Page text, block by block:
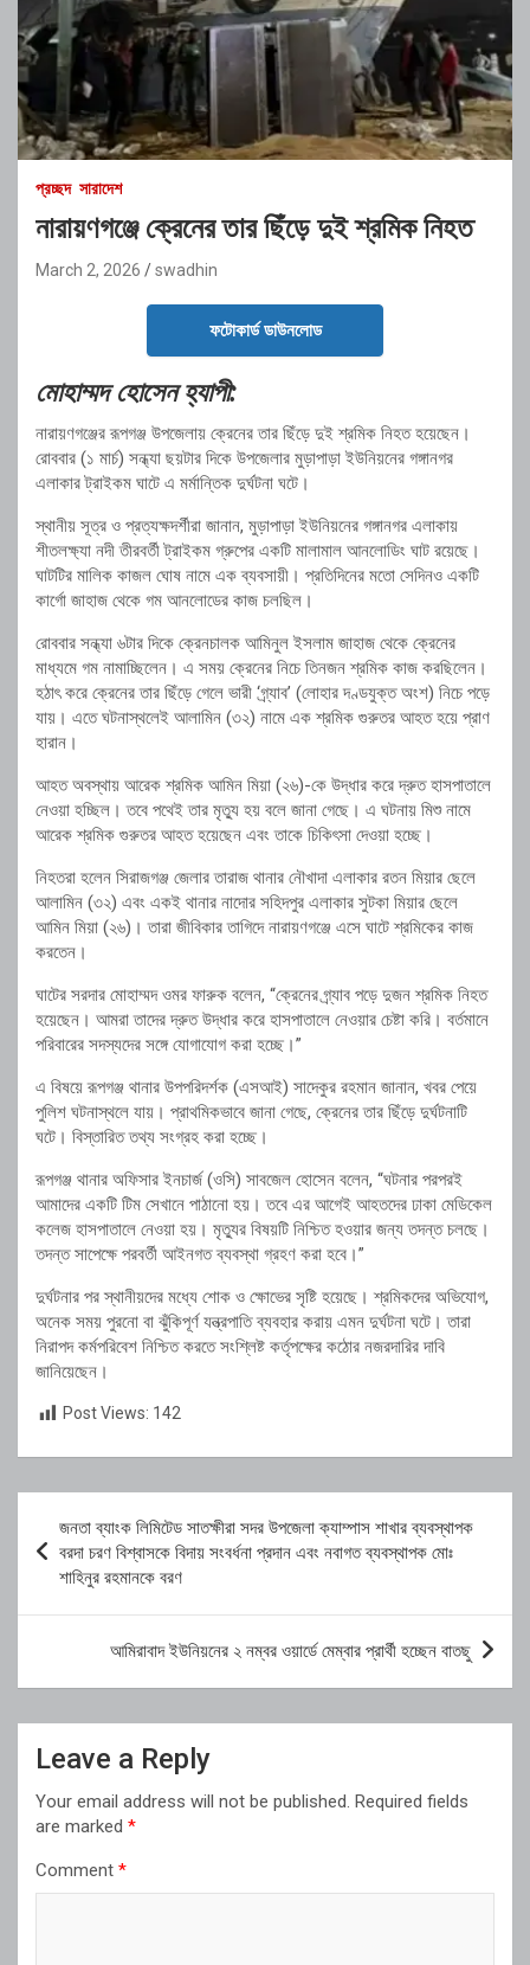
প্রচ্ছদ সারাদেশ
নারায়ণগঞ্জে ক্রেনের তার ছিঁড়ে দুই শ্রমিক নিহত
March 2, 2026 swadhin
ফটোকার্ড ডাউনলোড
মোহাম্মদ হোসেন হ্যাপী:
নারায়ণগঞ্জেররূপগঞ্জ উপজেলায় ক্রেনের তার ছিঁড়ে দুই শ্রমিক নিহত হয়েছেন।
রোববার (১ মার্চ) সন্ধ্যা ছয়টার দিকে উপজেলার মুড়াপাড়া ইউনিয়নের গঙ্গানগর
এলাকার ট্রাইকম ঘাটে এ মর্মান্তিক দুর্ঘটনা ঘটে।
স্থানীয় সূত্র ও প্রত্যক্ষদর্শীরা জানান, মুড়াপাড়া ইউনিয়নের গঙ্গানগর এলাকায়
শীতলক্ষ্যা নদীতীরবর্তী ট্রাইকম গ্রুপের একটি মালামাল আনলোডিং ঘাট রয়েছে।
ঘাটটির মালিক কাজল ঘোষ নামে এক ব্যবসায়ী। প্রতিদিনের মতো সেদিনও একটি
কার্গো জাহাজ থেকে গম আনলোডের কাজ চলছিল।
রোববার সন্ধ্যা ৬টার দিকে ক্রেনচালক আমিনুল ইসলাম জাহাজ থেকে ক্রেনের
মাধ্যমে গম নামাচ্ছিলেন। এ সময় ক্রেনের নিচে তিনজন শ্রমিক কাজ করছিলেন।
হঠাৎ করে ক্রেনের তার ছিঁড়ে গেলে ভারী ‘গ্র্যাব’ (লোহার দণ্ডযুক্ত অংশ) নিচে পড়ে
যায়। এতে ঘটনাস্থলেই আলামিন (৩২) নামে এক শ্রমিক গুরুতর আহত হয়ে প্রাণ
হারান।
আহত অবস্থায় আরেক শ্রমিক আমিন মিয়া (২৬)-কে উদ্ধার করে দ্রুত হাসপাতালে
নেওয়া হচ্ছিল। তবে পথেই তার মৃত্যু হয় বলে জানা গেছে। এ ঘটনায় মিশু নামে
আরেক শ্রমিক গুরুতর আহত হয়েছেন এবং তাকে চিকিৎসা দেওয়া হচ্ছে।
নিহতরা হলেন সিরাজগঞ্জ জেলার তারাজ থানার নৌখাদা এলাকার রতন মিয়ার ছেলে
আলামিন (৩২) এবং একই থানার নাদোর সহিদপুর এলাকার সুটকা মিয়ার ছেলে
আমিন মিয়া (২৬)। তারা জীবিকার তাগিদে নারায়ণগঞ্জে এসে ঘাটে শ্রমিকের কাজ
করতেন।
ঘাটের সরদার মোহাম্মদ ওমর ফারুক বলেন, “ক্রেনের গ্র্যাব পড়ে দুজন শ্রমিক নিহত
হয়েছেন। আমরা তাদের দ্রুত উদ্ধার করে হাসপাতালে নেওয়ার চেষ্টা করি। বর্তমানে
পরিবারের সদস্যদের সঙ্গে যোগাযোগ করা হচ্ছে।”
এ বিষয়ে রূপগঞ্জ থানার উপপরিদর্শক (এসআই) সাদেকুর রহমান জানান, খবর পেয়ে
পুলিশ ঘটনাস্থলে যায়। প্রাথমিকভাবে জানা গেছে, ক্রেনের তার ছিঁড়ে দুর্ঘটনাটি
ঘটে। বিস্তারিত তথ্য সংগ্রহ করা হচ্ছে।
রূপগঞ্জ থানার অফিসার ইনচার্জ (ওসি) সাবজেল হোসেন বলেন, “ঘটনার পরপরই
আমাদের একটি টিম সেখানে পাঠানো হয়। তবে এর আগেই আহতদের ঢাকা মেডিকেল
কলেজ হাসপাতালে নেওয়া হয়। মৃত্যুর বিষয়টি নিশ্চিত হওয়ার জন্য তদন্ত চলছে।
তদন্ত সাপেক্ষে পরবর্তী আইনগত ব্যবস্থা গ্রহণ করা হবে।”
দুর্ঘটনার পর স্থানীয়দের মধ্যে শোক ও ক্ষোভের সৃষ্টি হয়েছে। শ্রমিকদের অভিযোগ,
অনেক সময় পুরনো বা ঝুঁকিপূর্ণ যন্ত্রপাতি ব্যবহার করায় এমন দুর্ঘটনা ঘটে। তারা
নিরাপদ কর্মপরিবেশ নিশ্চিত করতে সংশ্লিষ্ট কর্তৃপক্ষের কঠোর নজরদারির দাবি
জানিয়েছেন।
Post Views: 142
navigation
জনতা ব্যাংক লিমিটেড সাতক্ষীরা সদর উপজেলা ক্যাম্পাস শাখার ব্যবস্থাপক
বরদা চরণ বিশ্বাসকে বিদায় সংবর্ধনা প্রদান এবং নবাগত ব্যবস্থাপক মোঃ
শাহিনুর রহমানকে বরণ
আমিরাবাদ ইউনিয়নের ২ নম্বর ওয়ার্ডে মেম্বার প্রার্থী হচ্ছেন বাতছু
Leave a Reply
Your email address will not be published. Required fields
are marked *
Comment *